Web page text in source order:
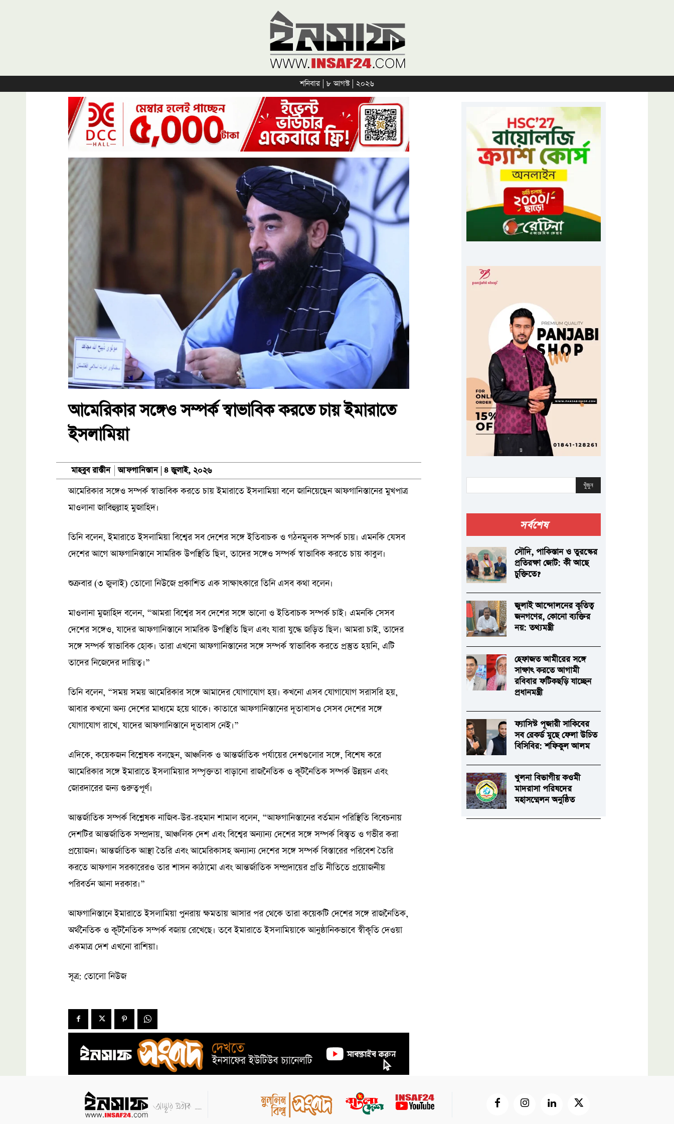
শনিবার | ৮ আগস্ট | ২০২৬
আমেরিকার সঙ্গেও সম্পর্ক স্বাভাবিক করতে চায় ইমারাতে
ইসলামিয়া
মাহবুব রাস্তীন আফগানিস্তান ৪ জুলাই, ২০২৬
আমেরিকার সঙ্গেও সম্পর্ক স্বাভাবিক করতে চায় ইমারাতে ইসলামিয়া বলে জানিয়েছেন আফগানিস্তানের মুখপাত্র
মাওলানা জাবিহুল্লাহ মুজাহিদ।
তিনি বলেন, ইমারাতে ইসলামিয়া বিশ্বের সব দেশের সঙ্গে ইতিবাচক ও গঠনমূলক সম্পর্ক চায়। এমনকি যেসব
দেশের আগে আফগানিস্তানে সামরিক উপস্থিতি ছিল, তাদের সঙ্গেও সম্পর্ক স্বাভাবিক করতে চায় কাবুল।
শুক্রবার (৩ জুলাই) তোলো নিউজে প্রকাশিত এক সাক্ষাৎকারে তিনি এসব কথা বলেন।
মাওলানা মুজাহিদ বলেন, “আমরা বিশ্বের সব দেশের সঙ্গে ভালো ও ইতিবাচক সম্পর্ক চাই। এমনকি সেসব
দেশের সঙ্গেও, যাদের আফগানিস্তানে সামরিক উপস্থিতি ছিল এবং যারা যুদ্ধে জড়িত ছিল। আমরা চাই, তাদের
সঙ্গে সম্পর্ক স্বাভাবিক হোক। তারা এখনো আফগানিস্তানের সঙ্গে সম্পর্ক স্বাভাবিক করতে প্রস্তুত হয়নি, এটি
তাদের নিজেদের দায়িত্ব।”
তিনি বলেন, “সময় সময় আমেরিকার সঙ্গে আমাদের যোগাযোগ হয়। কখনো এসব যোগাযোগ সরাসরি হয়,
আবার কখনো অন্য দেশের মাধ্যমে হয়ে থাকে। কাতারে আফগানিস্তানের দূতাবাসও সেসব দেশের সঙ্গে
যোগাযোগ রাখে, যাদের আফগানিস্তানে দূতাবাস নেই।”
এদিকে, কয়েকজন বিশ্লেষক বলছেন, আঞ্চলিক ও আন্তর্জাতিক পর্যায়ের দেশগুলোর সঙ্গে, বিশেষ করে
আমেরিকার সঙ্গে ইমারাতে ইসলামিয়ার সম্পৃক্ততা বাড়ানো রাজনৈতিক ও কূটনৈতিক সম্পর্ক উন্নয়ন এবং
জোরদারের জন্য গুরুত্বপূর্ণ।
আন্তর্জাতিক সম্পর্ক বিশ্লেষক নাজিব-উর-রহমান শামাল বলেন, “আফগানিস্তানের বর্তমান পরিস্থিতি বিবেচনায়
দেশটির আন্তর্জাতিক সম্প্রদায়, আঞ্চলিক দেশ এবং বিশ্বের অন্যান্য দেশের সঙ্গে সম্পর্ক বিস্তৃত ও গভীর করা
প্রয়োজন। আন্তর্জাতিক আস্থা তৈরি এবং আমেরিকাসহ অন্যান্য দেশের সঙ্গে সম্পর্ক বিস্তারের পরিবেশ তৈরি
করতে আফগান সরকারেরও তার শাসন কাঠামো এবং আন্তর্জাতিক সম্প্রদায়ের প্রতি নীতিতে প্রয়োজনীয়
পরিবর্তন আনা দরকার।”
আফগানিস্তানে ইমারাতে ইসলামিয়া পুনরায় ক্ষমতায় আসার পর থেকে তারা কয়েকটি দেশের সঙ্গে রাজনৈতিক,
অর্থনৈতিক ও কূটনৈতিক সম্পর্ক বজায় রেখেছে। তবে ইমারাতে ইসলামিয়াকে আনুষ্ঠানিকভাবে স্বীকৃতি দেওয়া
একমাত্র দেশ এখনো রাশিয়া।
সূত্র: তোলো নিউজ
খুঁজুন
সর্বশেষ
সৌদি, পাকিস্তান ও তুরস্কের
প্রতিরক্ষা জোট: কী আছে
চুক্তিতে?
জুলাই আন্দোলনের কৃতিত্ব
জনগণের, কোনো ব্যক্তির
নয়: তথ্যমন্ত্রী
হেফাজত আমীরের সঙ্গে
সাক্ষাৎ করতে আগামী
রবিবার ফটিকছড়ি যাচ্ছেন
প্রধানমন্ত্রী
ফ্যাসিস্ট পূজারী সাকিবের
সব রেকর্ড মুছে ফেলা উচিত
বিসিবির: শফিকুল আলম
খুলনা বিভাগীয় কওমী
মাদরাসা পরিষদের
মহাসম্মেলন অনুষ্ঠিত